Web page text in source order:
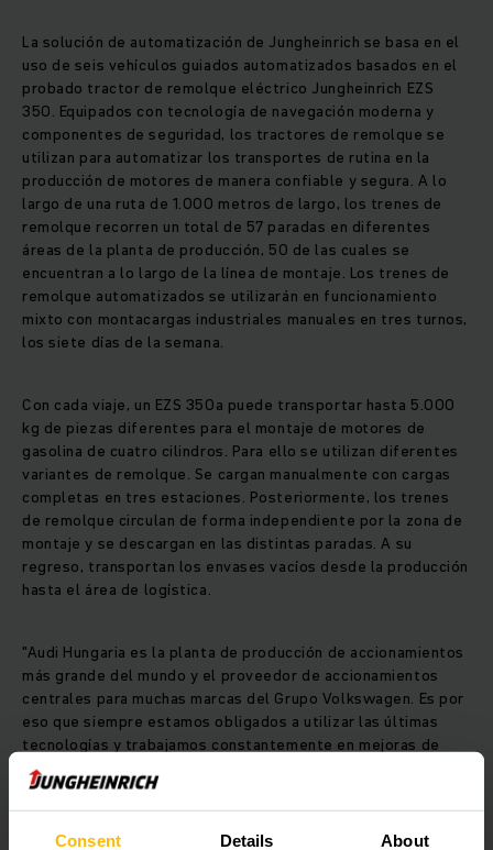
Consent Details About
La solución de automatización de Jungheinrich se basa en el
uso de seis vehículos guiados automatizados basados ​​en el
probado tractor de remolque eléctrico Jungheinrich EZS
350. Equipados con tecnología de navegación moderna y
componentes de seguridad, los tractores de remolque se
utilizan para automatizar los transportes de rutina en la
producción de motores de manera confiable y segura. A lo
largo de una ruta de 1.000 metros de largo, los trenes de
remolque recorren un total de 57 paradas en diferentes
áreas de la planta de producción, 50 de las cuales se
encuentran a lo largo de la línea de montaje. Los trenes de
remolque automatizados se utilizarán en funcionamiento
mixto con montacargas industriales manuales en tres turnos,
los siete días de la semana.
Con cada viaje, un EZS 350a puede transportar hasta 5.000
kg de piezas diferentes para el montaje de motores de
gasolina de cuatro cilindros. Para ello se utilizan diferentes
variantes de remolque. Se cargan manualmente con cargas
completas en tres estaciones. Posteriormente, los trenes
de remolque circulan de forma independiente por la zona de
montaje y se descargan en las distintas paradas. A su
regreso, transportan los envases vacíos desde la producción
hasta el área de logística.
"Audi Hungaria es la planta de producción de accionamientos
más grande del mundo y el proveedor de accionamientos
centrales para muchas marcas del Grupo Volkswagen. Es por
eso que siempre estamos obligados a utilizar las últimas
tecnologías y trabajamos constantemente en mejoras de
eficiencia y optimizaciones de procesos. En nuestro en el
sitio, promovemos tanto la producción 'inteligente' como la
logística 'inteligente'. En este contexto, la automatización
de nuestros procesos logísticos es un paso importante que